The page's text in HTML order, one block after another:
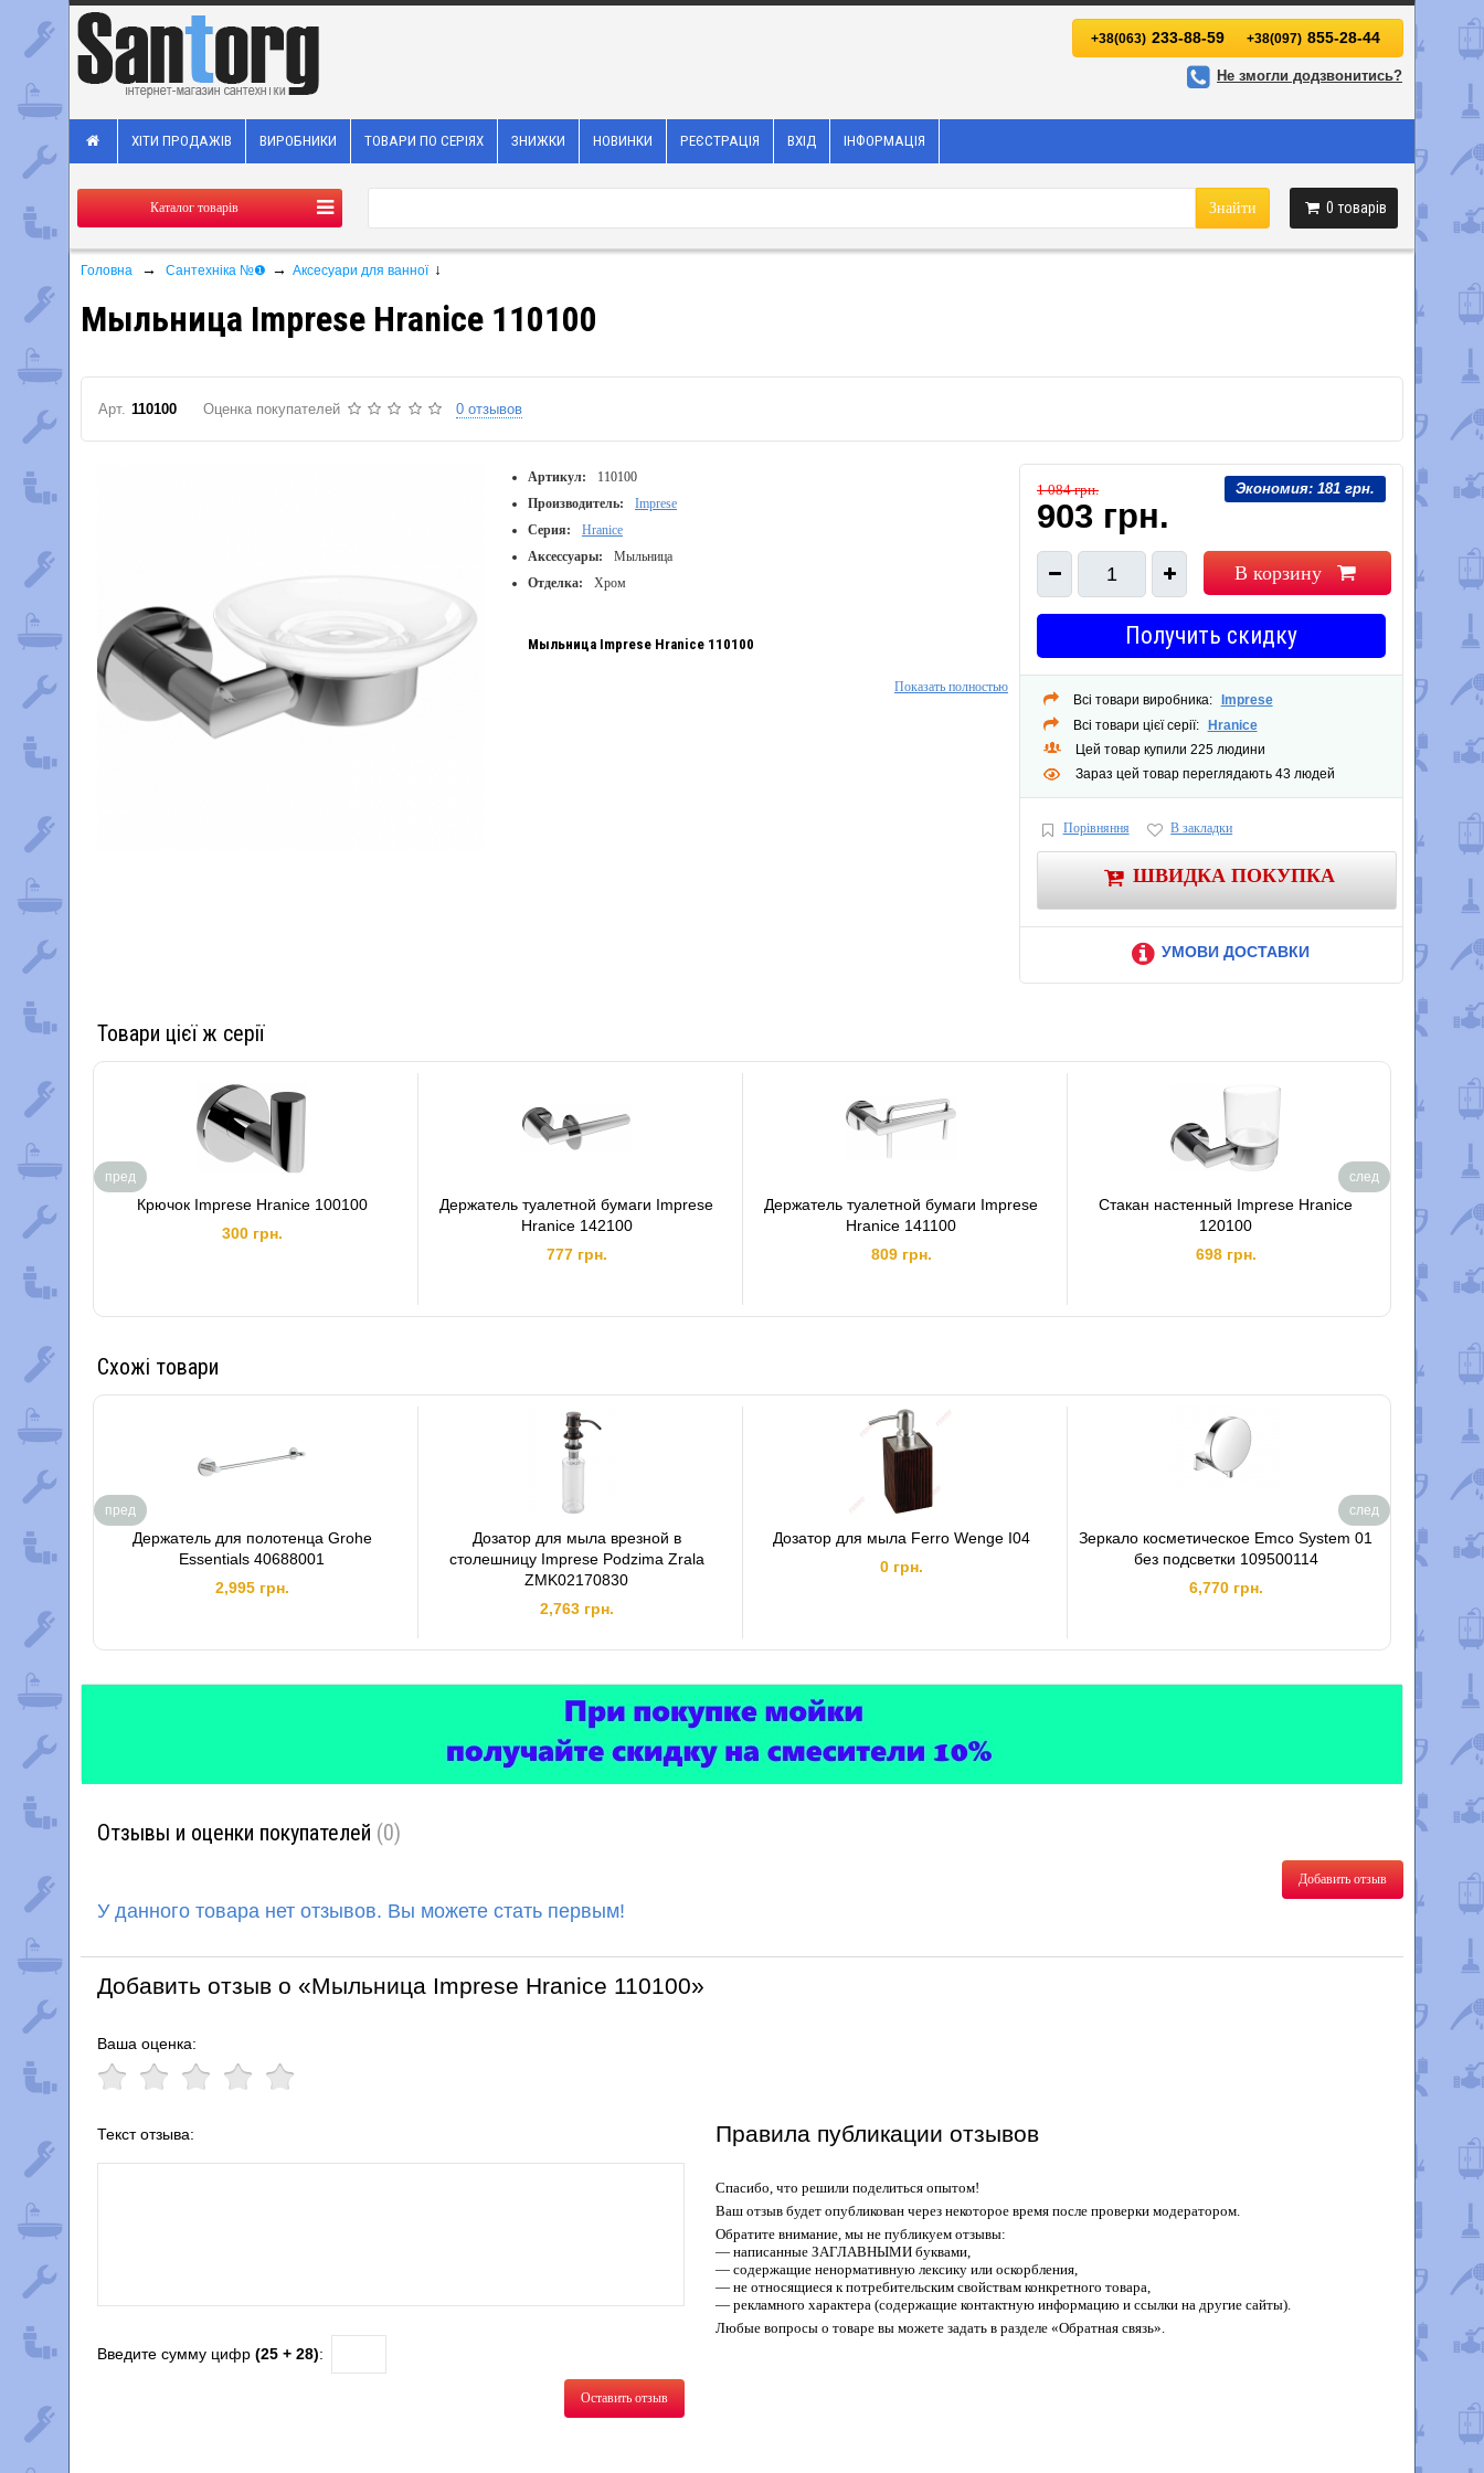
+38(063) 233-88-59 +38(097) 855-28-44
Не змогли додзвонитись?
ХІТИ ПРОДАЖІВ ВИРОБНИКИ ТОВАРИ ПО СЕРІЯХ ЗНИЖКИ НОВИНКИ РЕЄСТРАЦІЯ ВХІД ІНФОРМАЦІЯ
Каталог товарів 0 товарів
Знайти
Головна → Сантехніка №❶ → Аксесуари для ванної ↓
Мыльница Imprese Hranice 110100
Арт. 110100 Оценка покупателей 0 отзывов
Артикул:
110100
Производитель:
Imprese
Серия:
Hranice
Аксессуары:
Мыльница
Отделка:
Хром
Мыльница Imprese Hranice 110100
Показать полностью
Экономия: 181 грн.
1 084 грн.
903 грн.
1 В корзину
Получить скидку
Всі товари виробника:
Imprese
Всі товари цієї серії:
Hranice
Цей товар купили 225 людини
Зараз цей товар переглядають 43 людей
Порівняння В закладки
ШВИДКА ПОКУПКА
УМОВИ ДОСТАВКИ
Товари цієї ж серії
Крючок Imprese Hranice 100100
300 грн.
Держатель туалетной бумаги Imprese
Hranice 142100
777 грн.
Держатель туалетной бумаги Imprese
Hranice 141100
809 грн.
Стакан настенный Imprese Hranice
120100
698 грн.
пред след
Схожі товари
Держатель для полотенца Grohe
Essentials 40688001
2,995 грн.
Дозатор для мыла врезной в
столешницу Imprese Podzima Zrala
ZMK02170830
2,763 грн.
Дозатор для мыла Ferro Wenge I04
0 грн.
Зеркало косметическое Emco System 01
без подсветки 109500114
6,770 грн.
Swan
пред след
Отзывы и оценки покупателей (0)
Добавить отзыв
У данного товара нет отзывов. Вы можете стать первым!
Добавить отзыв о «Мыльница Imprese Hranice 110100»
Ваша оценка:
Текст отзыва:
Введите сумму цифр (25 + 28):
Оставить отзыв
Правила публикации отзывов
Спасибо, что решили поделиться опытом!
Ваш отзыв будет опубликован через некоторое время после проверки модератором.
Обратите внимание, мы не публикуем отзывы:
— написанные ЗАГЛАВНЫМИ буквами,
— содержащие ненормативную лексику или оскорбления,
— не относящиеся к потребительским свойствам конкретного товара,
— рекламного характера (содержащие контактную информацию и ссылки на другие сайты).
Любые вопросы о товаре вы можете задать в разделе «Обратная связь».